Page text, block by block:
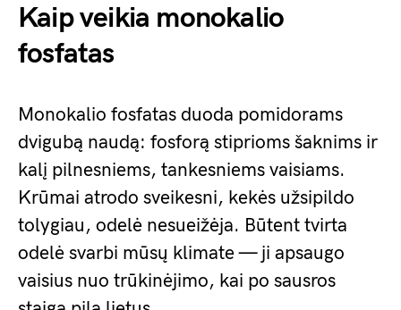
Kaip veikia monokalio
fosfatas
Monokalio fosfatas duoda pomidorams
dvigubą naudą: fosforą stiprioms šaknims ir
kalį pilnesniems, tankesniems vaisiams.
Krūmai atrodo sveikesni, kekės užsipildo
tolygiau, odelė nesueižėja. Būtent tvirta
odelė svarbi mūsų klimate — ji apsaugo
vaisius nuo trūkinėjimo, kai po sausros